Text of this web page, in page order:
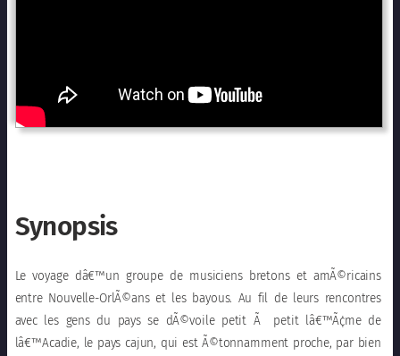
Synopsis
Le voyage dâ€™un groupe de musiciens bretons et amÃ©ricains
entre Nouvelle-OrlÃ©ans et les bayous. Au fil de leurs rencontres
avec les gens du pays se dÃ©voile petit Ã petit lâ€™Ã¢me de
lâ€™Acadie, le pays cajun, qui est Ã©tonnamment proche, par bien